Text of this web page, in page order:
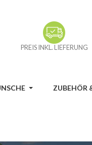
PREIS INKL. LIEFERUNG
ZUBEHÖR